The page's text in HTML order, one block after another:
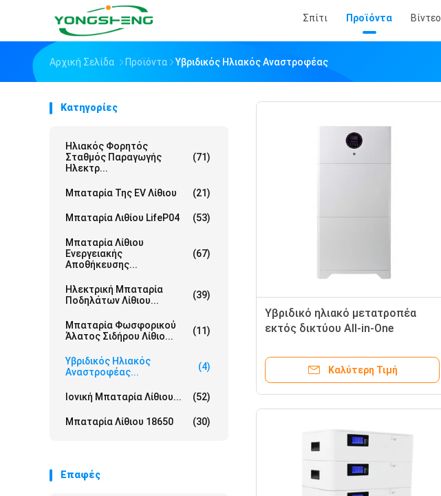
Σπίτι Προϊόντα Βίντεο
Αρχική Σελίδα Προϊόντα Υβριδικός Ηλιακός Αναστροφέας
Κατηγορίες
Ηλιακός Φορητός
Σταθμός Παραγωγής
Ηλεκτρ...
(71)
Μπαταρία Της EV Λίθιου (21)
Μπαταρία Λιθίου LifeP04 (53)
Μπαταρία Λίθιου
Ενεργειακής
Αποθήκευσης...
(67)
Ηλεκτρική Μπαταρία
Ποδηλάτων Λίθιου...
(39)
Μπαταρία Φωσφορικού
Άλατος Σιδήρου Λίθιο...
(11)
Υβριδικός Ηλιακός
Αναστροφέας...
(4)
Ιονική Μπαταρία Λίθιου... (52)
Μπαταρία Λίθιου 18650 (30)
Επαφές
Υβριδικό ηλιακό μετατροπέα
εκτός δικτύου All-in-One
ενέργειας για το σπίτι 5KWH
10KWH 20KWH 30KWH H 25KWH
Καλύτερη Τιμή